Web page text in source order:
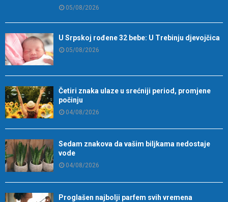
05/08/2026
U Srpskoj rođene 32 bebe: U Trebinju djevojčica
05/08/2026
Četiri znaka ulaze u srećniji period, promjene
počinju
04/08/2026
Sedam znakova da vašim biljkama nedostaje
vode
04/08/2026
Proglašen najbolji parfem svih vremena